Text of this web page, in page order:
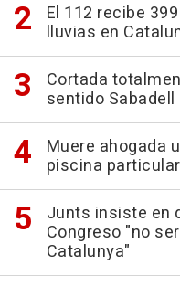
El 112 recibe
lluvias en
Cortada
sentido
Muere ahogada
piscina
Junts insiste en
Congreso "no
Catalunya"